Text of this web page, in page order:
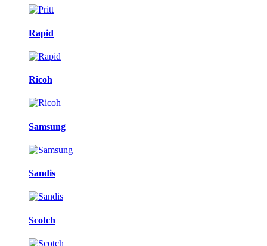
Rapid
Ricoh
Samsung
Sandis
Scotch